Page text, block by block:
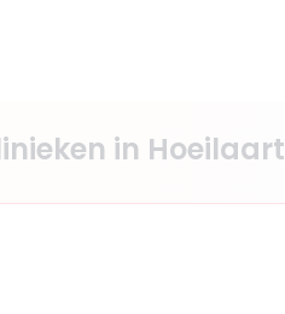
in Hoeilaart